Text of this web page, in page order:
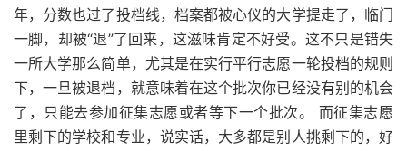
年，分数也过了投档线，档案都被心仪的大学提走了，临门
一脚，却被“退”了回来，这滋味肯定不好受。这不只是错失
一所大学那么简单，尤其是在实行平行志愿一轮投档的规则
下，一旦被退档，就意味着在这个批次你已经没有别的机会
了，只能去参加征集志愿或者等下一个批次。 而征集志愿
里剩下的学校和专业，说实话，大多都是别人挑剩下的，好